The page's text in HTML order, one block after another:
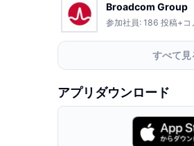
Broadcom Group
参加社員: 186 投稿+コ
すべて見
アプリダウンロード